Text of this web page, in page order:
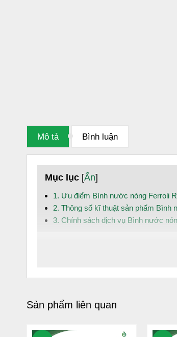
Mô tả Bình luận
Mục lục [Ẩn]
1. Ưu điểm Bình nước nóng Ferroli
2. Thông số kĩ thuật sản phẩm Bình
3. Chính sách dịch vụ Bình nước
1. Ưu điểm Bình nước nóng
Thanh MG anode lớn
Dây nguồn chống giật ELCB
Sản phẩm liên quan